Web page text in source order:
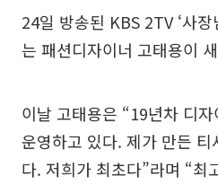
24일 방송된 KBS 2TV ‘사장
는 패션디자이너 고태용이
이날 고태용은 “19년차 디
운영하고 있다. 제가 만든
다. 저희가 최초다”라며 “최